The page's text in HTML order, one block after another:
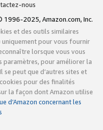
nous
1996-2025, Amazon.com, Inc.
et des outils similaires
uniquement pour vous fournir
lorsque vous vous
paramètres, pour améliorer la
peut que d’autres sites et
pour des finalités
la façon dont Amazon utilise
d’Amazon concernant les